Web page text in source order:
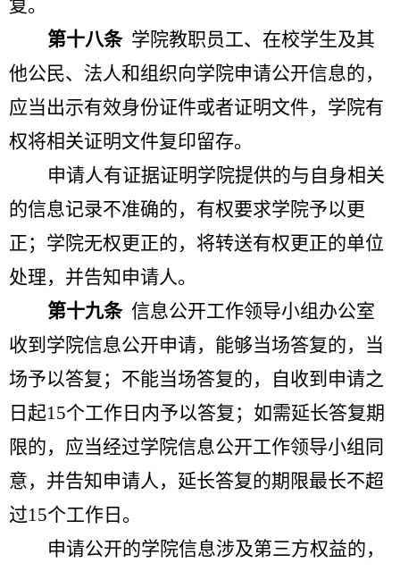
复。
第十八条 学院教职员工、在校学生及其
他公民、法人和组织向学院申请公开信息的，
应当出示有效身份证件或者证明文件，学院有
权将相关证明文件复印留存。
申请人有证据证明学院提供的与自身相关
的信息记录不准确的，有权要求学院予以更
正；学院无权更正的，将转送有权更正的单位
处理，并告知申请人。
第十九条 信息公开工作领导小组办公室
收到学院信息公开申请，能够当场答复的，当
场予以答复；不能当场答复的，自收到申请之
日起15个工作日内予以答复；如需延长答复期
限的，应当经过学院信息公开工作领导小组同
意，并告知申请人，延长答复的期限最长不超
过15个工作日。
申请公开的学院信息涉及第三方权益的，